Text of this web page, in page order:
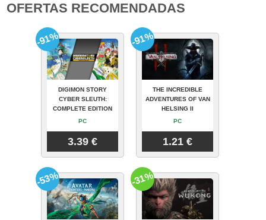
OFERTAS RECOMENDADAS
DIGIMON STORY
CYBER SLEUTH:
COMPLETE EDITION
PC
3.39 €
-91%
THE INCREDIBLE
ADVENTURES OF VAN
HELSING II
PC
1.21 €
-91%
-53% -31%